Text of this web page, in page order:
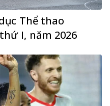
Thể thao
I, năm 2026